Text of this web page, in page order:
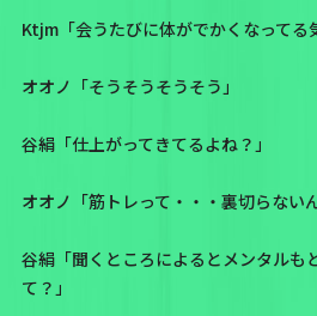
Ktjm「会うたびに体がでかくなってる
オオノ「そうそうそうそう」
谷絹「仕上がってきてるよね？」
オオノ「筋トレって・・・裏切らない
谷絹「聞くところによるとメンタルも
て？」